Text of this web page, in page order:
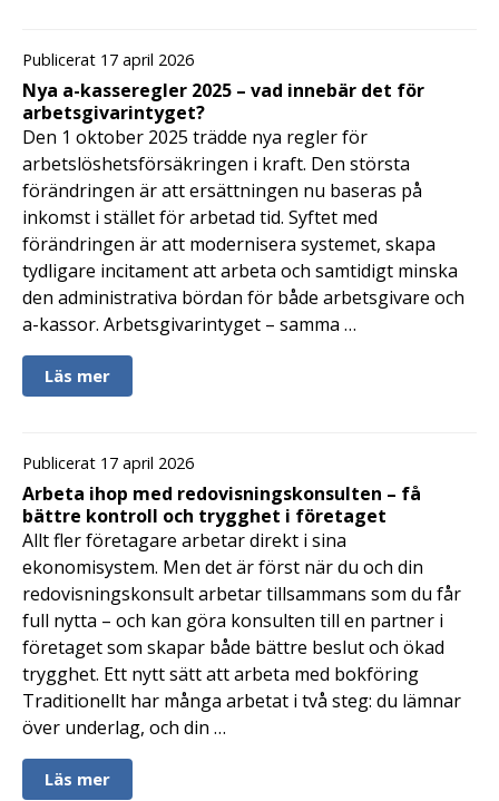
Publicerat 17 april 2026
Nya a-kasseregler 2025 – vad innebär det för
arbetsgivarintyget?
Den 1 oktober 2025 trädde nya regler för
arbetslöshetsförsäkringen i kraft. Den största
förändringen är att ersättningen nu baseras på
inkomst i stället för arbetad tid. Syftet med
förändringen är att modernisera systemet, skapa
tydligare incitament att arbeta och samtidigt minska
den administrativa bördan för både arbetsgivare och
a-kassor. Arbetsgivarintyget – samma …
Läs mer
Publicerat 17 april 2026
Arbeta ihop med redovisningskonsulten – få
bättre kontroll och trygghet i företaget
Allt fler företagare arbetar direkt i sina
ekonomisystem. Men det är först när du och din
redovisningskonsult arbetar tillsammans som du får
full nytta – och kan göra konsulten till en partner i
företaget som skapar både bättre beslut och ökad
trygghet. Ett nytt sätt att arbeta med bokföring
Traditionellt har många arbetat i två steg: du lämnar
över underlag, och din …
Läs mer